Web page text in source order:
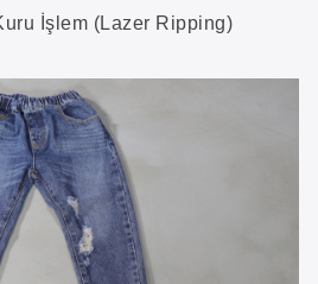
İşlem (Lazer Ripping)